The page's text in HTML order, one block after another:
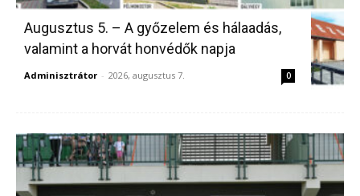
Augusztus 5. – A győzelem és hálaadás,
valamint a horvát honvédők napja
Adminisztrátor - 2026, augusztus 7. 0